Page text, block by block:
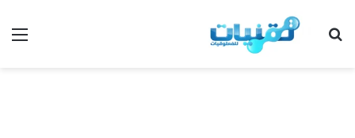
بحث عن